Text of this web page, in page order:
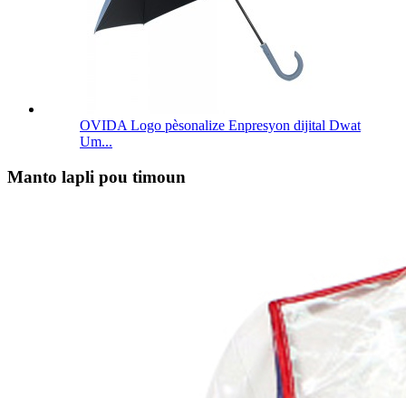
OVIDA Logo pèsonalize Enpresyon dijital Dwat
Um...
Manto lapli pou timoun